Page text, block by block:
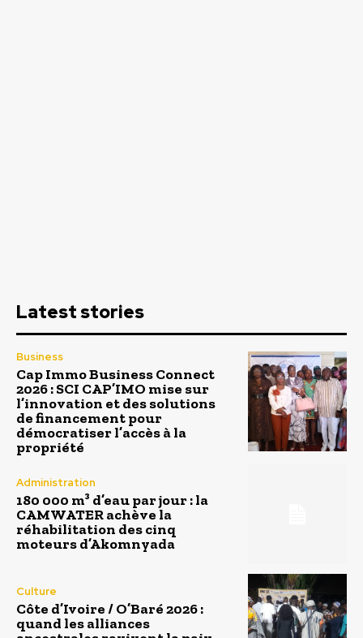
Latest stories
Business
Cap Immo Business Connect
2026 : SCI CAP’IMO mise sur
l’innovation et des solutions
de financement pour
démocratiser l’accès à la
propriété
Administration
180 000 m³ d’eau par jour : la
CAMWATER achève la
réhabilitation des cinq
moteurs d’Akomnyada
Culture
Côte d’Ivoire / O’Baré 2026 :
quand les alliances